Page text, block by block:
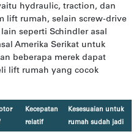
hydraulic, traction, dan
lift rumah, selain screw-drive
seperti Schindler asal
Amerika Serikat untuk
beberapa merek dapat
lift rumah yang cocok
Kecepatan
relatif
Kesesuaian untuk
rumah sudah jadi